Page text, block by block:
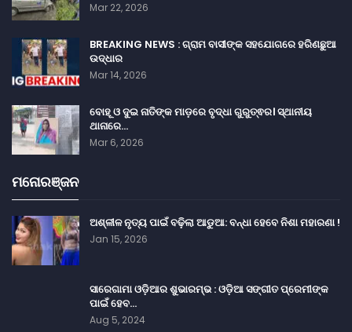
Mar 22, 2026
BREAKING NEWS : ଗ୍ରାମ ବାସୀଙ୍କ ସହଯୋଗରେ ହରିଣଛୁଆ
ଉଦ୍ଧାର
Mar 14, 2026
ବୋହୂ ଓ ଦୁଇ ନାତିଙ୍କ ମାଡ଼ରେ ବୃଦ୍ଧା ଗୁରୁତ୍ଵର। ସ୍ଥାନୀୟ
ଥାନାରେ…
Mar 6, 2026
ମନୋରଞ୍ଜନ
ଅଶ୍ଳୀଳ ନୃତ୍ୟ ପାଇଁ ବଢ଼ିଲା ଆଡୁଆ: ବନ୍ଧା ହେବେ ନିଶା ମହାରଣା !
Jan 15, 2026
ସାରେଗାମା ଓଡ଼ିଆର ଶୁଭାରମ୍ଭ : ଓଡ଼ିଆ ସଙ୍ଗୀତ ପ୍ରେମୀଙ୍କ
ପାଇଁ ହେବ…
Aug 5, 2024